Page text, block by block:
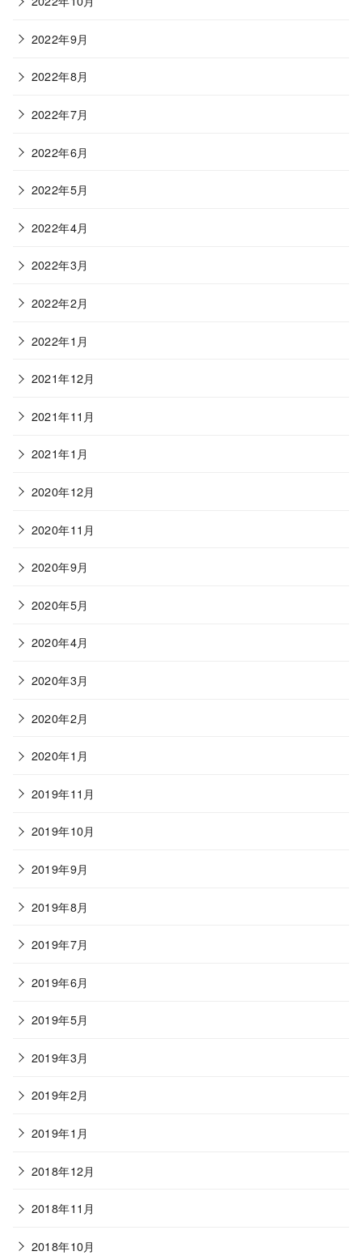
2022年9月
2022年8月
2022年7月
2022年6月
2022年5月
2022年4月
2022年3月
2022年2月
2022年1月
2021年12月
2021年11月
2021年1月
2020年12月
2020年11月
2020年9月
2020年5月
2020年4月
2020年3月
2020年2月
2020年1月
2019年11月
2019年10月
2019年9月
2019年8月
2019年7月
2019年6月
2019年5月
2019年3月
2019年2月
2019年1月
2018年12月
2018年11月
2018年10月